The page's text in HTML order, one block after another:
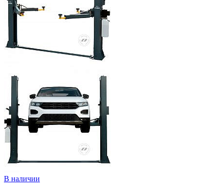
В наличии